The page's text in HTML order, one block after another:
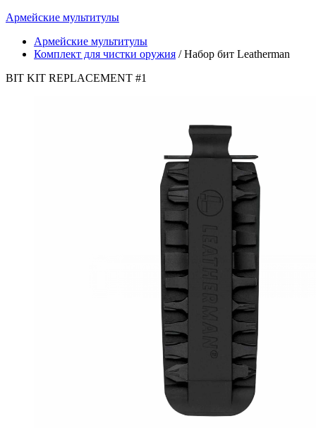
Армейские мультитулы
Армейские мультитулы
Комплект для чистки оружия /Набор бит Leatherman
BIT KIT REPLACEMENT #1